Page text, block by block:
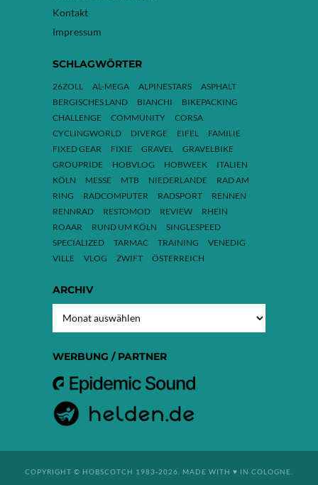
Kontakt
Impressum
SCHLAGWÖRTER
26ZOLL AL-MEGA ALPINESTARS
ASPHALT
BERGISCHES LAND
BIANCHI
BIKEPACKING
CHALLENGE
COMMUNITY
CORSA
CYCLINGWORLD
DIVERGE EIFEL
FAMILIE
FIXED GEAR
FIXIE GRAVEL
GRAVELBIKE
GROUPRIDE
HOBVLOG HOBWEEK
ITALIEN
KÖLN
MESSE MTB NIEDERLANDE
RAD AM
RING
RADCOMPUTER RADSPORT
RENNEN
RENNRAD
RESTOMOD REVIEW
RHEIN
ROAAR
RUND UM KÖLN
SINGLESPEED
SPECIALIZED
TARMAC TRAINING
VENEDIG
VILLE
VLOG ZWIFT ÖSTERREICH
ARCHIV
WERBUNG / PARTNER
COPYRIGHT © HOBSCOTCH 1983-2026. MADE WITH ♥ IN COLOGNE.